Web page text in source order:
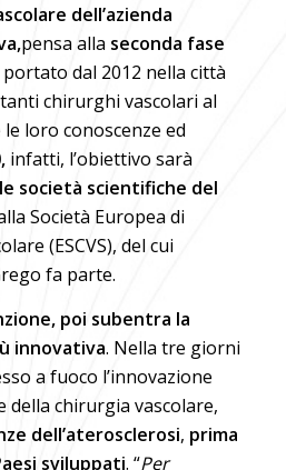
dell’azienda
pensa alla seconda fase
portato dal 2012 nella città
chirurghi vascolari al
loro conoscenze ed
infatti, l’obiettivo sarà
società scientifiche del
Società Europea di
(ESCVS), del cui
fa parte.
poi subentra la
innovativa. Nella tre giorni
a fuoco l’innovazione
chirurgia vascolare,
dell’aterosclerosi, prima
sviluppati. “Per